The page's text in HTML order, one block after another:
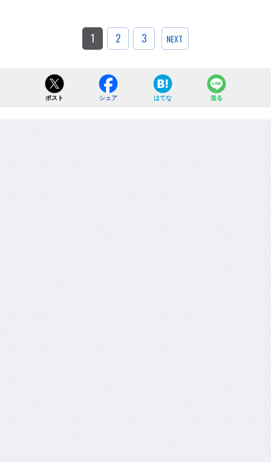
1 2 3 NEXT
ポスト シェア はてな 送る